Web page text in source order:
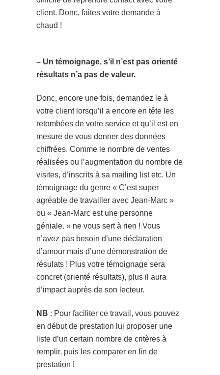
client. Donc, faites votre demande à
chaud !
– Un témoignage, s’il n’est pas orienté
résultats n’a pas de valeur.
Donc, encore une fois, demandez le à
votre client lorsqu’il a encore en tête les
retombées de votre service et qu’il est en
mesure de vous donner des données
chiffrées. Comme le nombre de ventes
réalisées ou l’augmentation du nombre de
visites, d’inscrits à sa mailing list etc. Un
témoignage du genre « C’est super
agréable de travailler avec Jean-Marc »
ou « Jean-Marc est une personne
géniale. » ne vous sert à rien ! Vous
n’avez pas besoin d’une déclaration
d’amour mais d’une démonstration de
résulats ! Plus votre témoignage sera
concret (orienté résultats), plus il aura
d’impact auprès de son lecteur.
NB : Pour faciliter ce travail, vous pouvez
en début de prestation lui proposer une
liste d’un certain nombre de critères à
remplir, puis les comparer en fin de
prestation !